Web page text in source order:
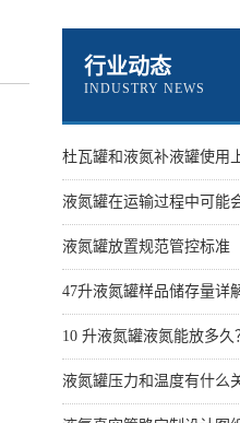
行业动态
INDUSTRY NEWS
杜瓦罐和液氮补液罐使用
液氮罐放置规范管控标准
47升液氮罐样品储存量详
液氮罐压力和温度有什么